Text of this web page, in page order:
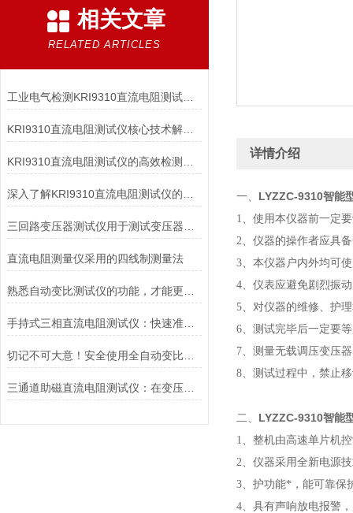
相关文章
RELATED ARTICLES
工业电气检测KRI9310直流电阻测试仪高效精准适配变压器/电机等多场景
KRI9310直流电阻测试仪核心技术解析：如何实现高精度微欧级电阻测量？
直流电阻测量仪采用的四线制测量法
手持式三相直流电阻测试仪：快速准确测量电阻的工具
三通道助磁直流电阻测试仪：在变压器、电机等设备中的应用与价值
详情介绍
一、 LYZZC-9310智能
1、使用本仪器前一定
2、仪器的操作者应具
3、本仪器户内外均可
4、仪表应避免剧烈振
5、对仪器的维修、护
6、测试完毕后一定要
7、测量无载调压变压
8、测试过程中，禁止
二、 LYZZC-9310智能
1、整机由高速单片机
2、仪器采用全新电源
3、护功能*，能可靠保
4、具有声响放电报警